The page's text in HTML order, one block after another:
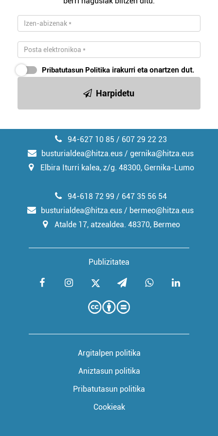
buruzko informazio gehiago eta ezarri zure lehentasunak
datuen atalean. Edozein unetan alda edo ken dezakezu
zure baimena Cookieen adierazpenean.
Webgune honek cookie propioak eta hirugarrenen cookie-
baliatzen gara. Ohar hau onartuz gero, teknologia hori
erabiltzeko baimen esplizitua ematen diguzu.Gehiago
irakurri
Pribatutasun Politika irakurri eta onartzen dut.
Harpidetu
94-627 10 85 / 607 29 22 23
busturialdea@hitza.eus / gernika@hitza.eus
Elbira Iturri kalea, z/g. 48300, Gernika-Lumo
Publizitatea
94-618 72 99 / 647 35 56 54
busturialdea@hitza.eus / bermeo@hitza.eus
Atalde 17, atzealdea. 48370, Bermeo
Argitalpen politika
Aniztasun politika
Pribatutasun politika
Cookieak